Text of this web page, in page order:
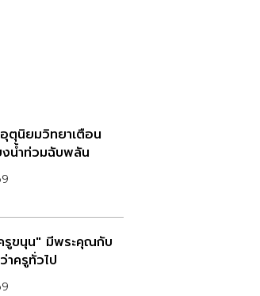
ตุนิยมวิทยาเตือน
น้ำท่วมฉับพลัน
รูขนุน" มีพระคุณกับ
าครูทั่วไป